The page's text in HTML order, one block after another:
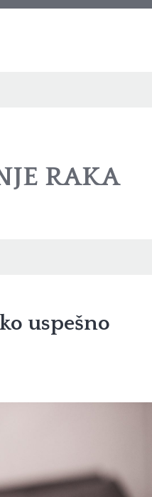
RAKA
uspešno